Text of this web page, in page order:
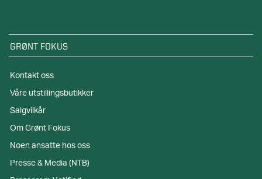
GRØNT FOKUS
Kontakt oss
Våre utstillingsbutikker
Salgvilkår
Om Grønt Fokus
Noen ansatte hos oss
Presse & Media (NTB)